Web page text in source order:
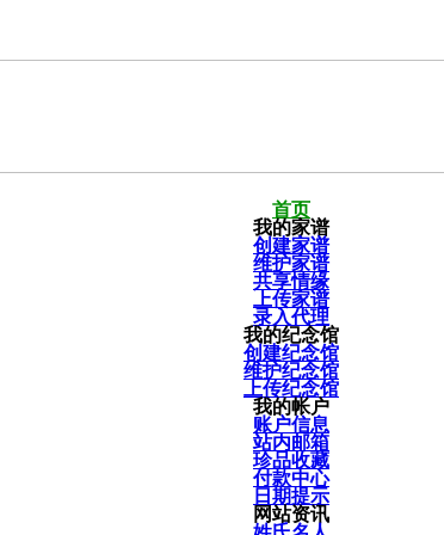
首页
我的家谱
创建家谱
维护家谱
共享情缘
上传家谱
录入代理
我的纪念馆
创建纪念馆
维护纪念馆
上传纪念馆
我的帐户
账户信息
站内邮箱
珍品收藏
付款中心
日期提示
网站资讯